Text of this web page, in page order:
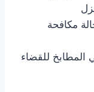
مكافحة
للقضاء